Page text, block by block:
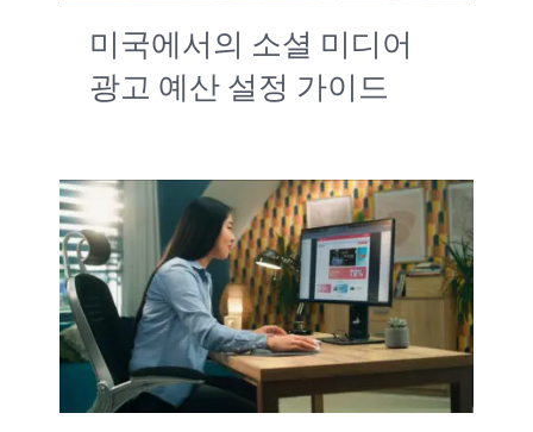
미국에서의 소셜 미디어
광고 예산 설정 가이드